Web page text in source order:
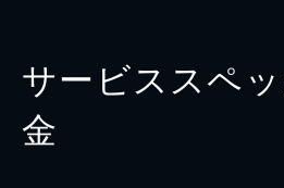
サービススペ
金